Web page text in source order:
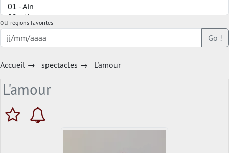
ou régions favorites
Go !
Accueil → spectacles → L'amour
L'amour